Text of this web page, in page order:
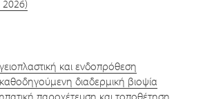
και ενδοπρόθεση
καθοδηγούμενη διαδερμική βιοψία
παροχέτευση και τοποθέτηση